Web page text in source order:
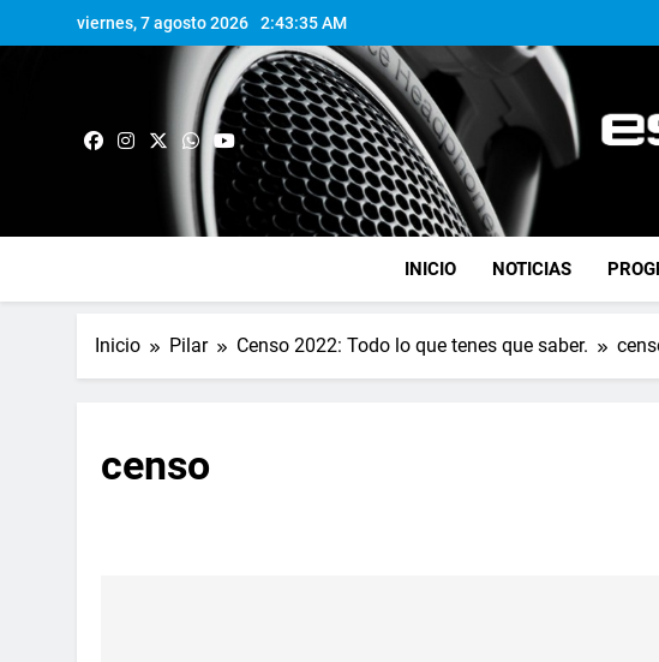
viernes, 7 agosto 2026 2:43:36 AM
INICIO NOTICIAS
Inicio Pilar Censo 2022: Todo lo que tenes que saber.
censo